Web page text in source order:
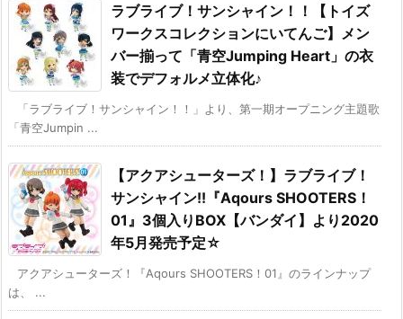
ラブライブ！サンシャイン！！【トイズ
ワークスコレクションにいてんご】メン
バー揃って「青空Jumping Heart」の衣
装でデフォルメ立体化♪
「ラブライブ！サンシャイン！！」より、第一期オープニング主題歌
「青空Jumpin ...
【アクアシューターズ！】ラブライブ！
サンシャイン!!『Aqours SHOOTERS！
01』3個入りBOX【バンダイ】より2020
年5月発売予定☆
アクアシューターズ！『Aqours SHOOTERS！01』のラインナップ
は、 ...